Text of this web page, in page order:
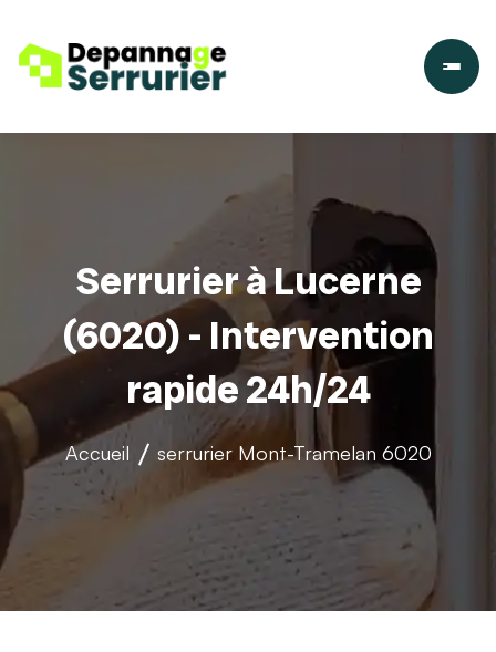
Serrurier à Lucerne
(6020) - Intervention
rapide 24h/24
Accueil serrurier Mont-Tramelan 6020